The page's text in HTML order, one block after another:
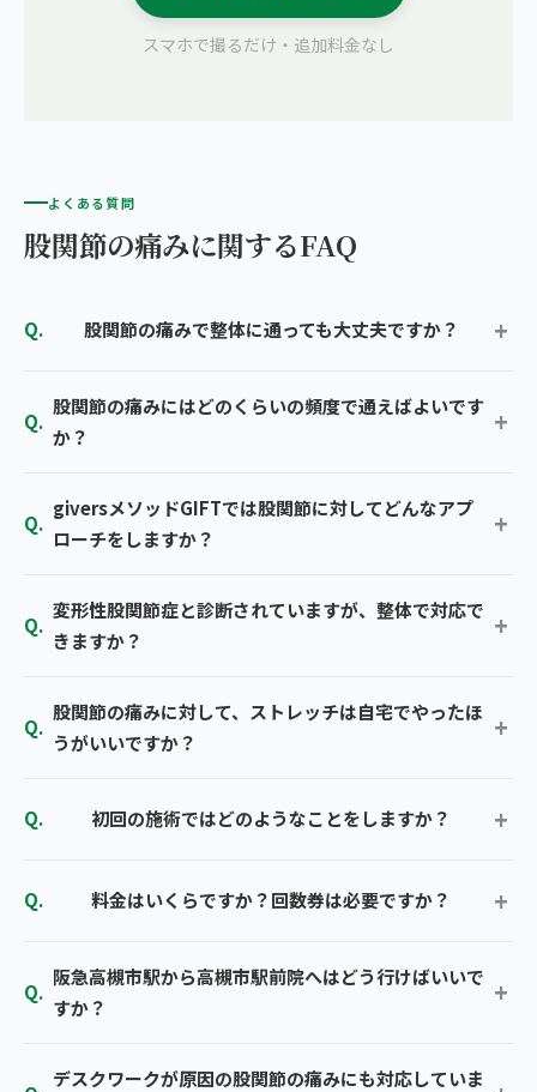
スマホで撮るだけ・追加料金なし
よくある質問
股関節の痛みに関するFAQ
股関節の痛みで整体に通っても大丈夫ですか？
股関節の痛みにはどのくらいの頻度で通えばよいです
か？
giversメソッドGIFTでは股関節に対してどんなアプ
ローチをしますか？
変形性股関節症と診断されていますが、整体で対応で
きますか？
股関節の痛みに対して、ストレッチは自宅でやったほ
うがいいですか？
初回の施術ではどのようなことをしますか？
料金はいくらですか？回数券は必要ですか？
阪急高槻市駅から高槻市駅前院へはどう行けばいいで
すか？
デスクワークが原因の股関節の痛みにも対応していま